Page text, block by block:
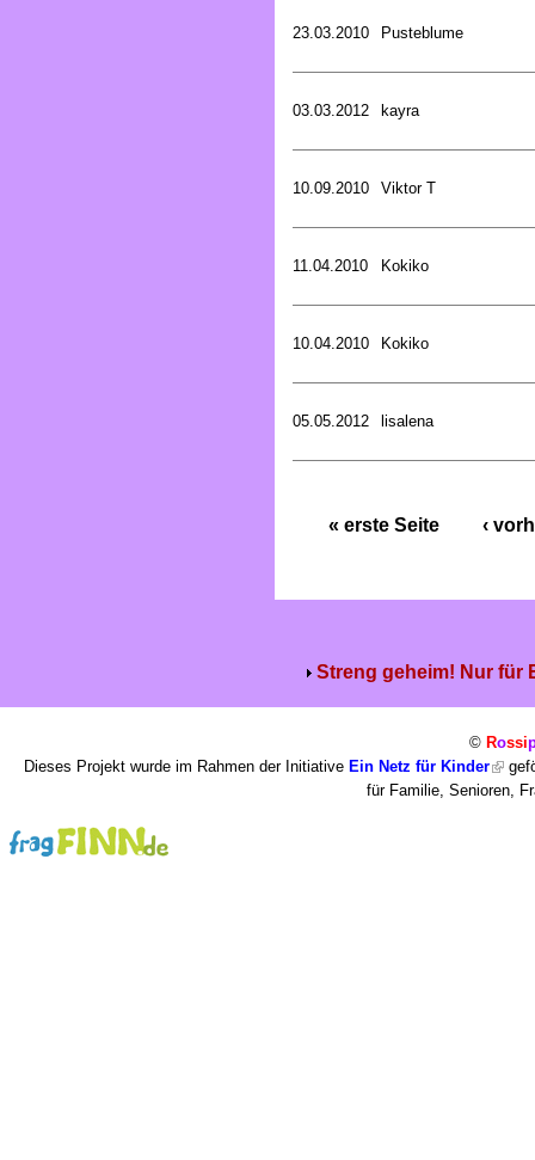
23.03.2010 Pusteblume
03.03.2012 kayra
10.09.2010 Viktor T
11.04.2010 Kokiko
10.04.2010 Kokiko
05.05.2012 lisalena
« erste Seite ‹
Streng geheim! Nur für
© Rossi
Dieses Projekt wurde im Rahmen der Initiative Ein Netz für Kinder
für Familie, Senioren,